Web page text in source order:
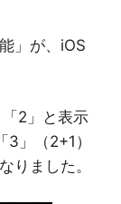
」が、iOS
2」と表示
」（2+1）
りました。